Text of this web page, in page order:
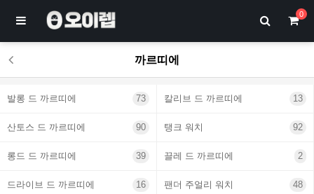
0
까르띠에
발롱 드 까르띠에 73 칼리브 드 까르띠에 13
산토스 드 까르띠에 90 탱크 워치 92
롱드 드 까르띠에 39 끌레 드 까르띠에 2
드라이브 드 까르띠에 16 팬더 주얼리 워치 48